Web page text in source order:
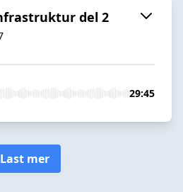
del 2
29:45
Last mer